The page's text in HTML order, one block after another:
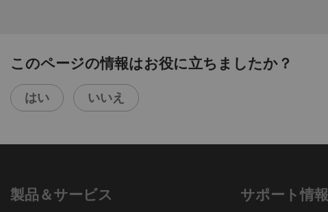
このページの情報はお役に立ちましたか？
はい いいえ
製品＆サービス サポート情報